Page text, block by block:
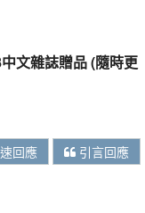
文雜誌贈品 (隨時更
回應 引言回應